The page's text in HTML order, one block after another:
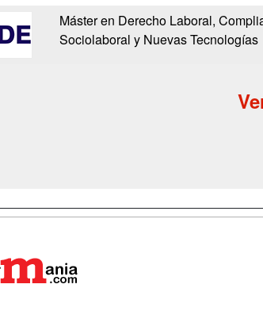
Máster en Derecho Laboral,
Sociolaboral y Nuevas Tecnologías